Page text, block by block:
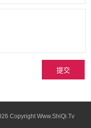
Copyright Www.ShiQi.Tv